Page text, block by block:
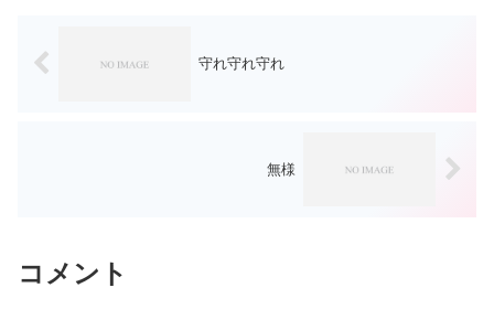
守れ守れ守れ
無様
コメント